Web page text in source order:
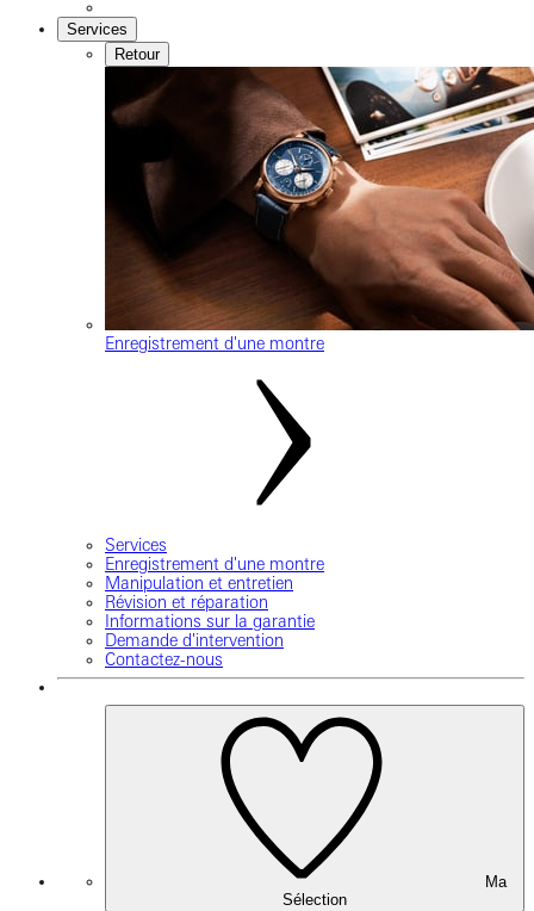
Services
Retour
Enregistrement d'une montre
Services
Enregistrement d'une montre
Manipulation et entretien
Révision et réparation
Informations sur la garantie
Demande d'intervention
Contactez-nous
Sélection